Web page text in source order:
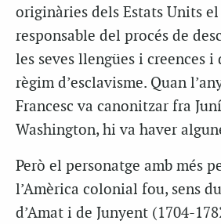
originàries dels Estats Units
responsable del procés de
les seves llengües i creences i
règim d’esclavisme. Quan
Francesc va canonitzar fra
Washington, hi va haver
Però el personatge amb més
l’Amèrica colonial fou, sens
d’Amat i de Junyent (1704-